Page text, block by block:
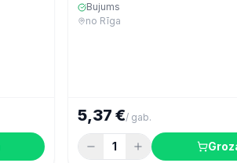
Bujums
no Rīga
5,37 €/ gab.
1